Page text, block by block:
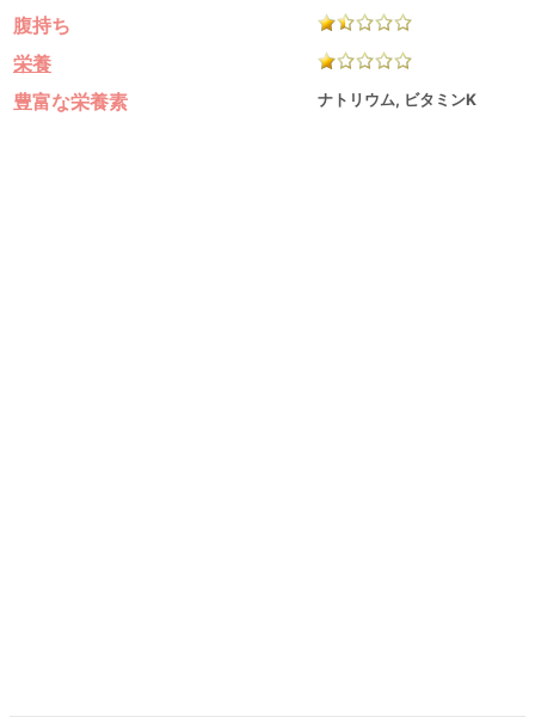
腹持ち
栄養
豊富な栄養素
ナトリウム, ビタミンK